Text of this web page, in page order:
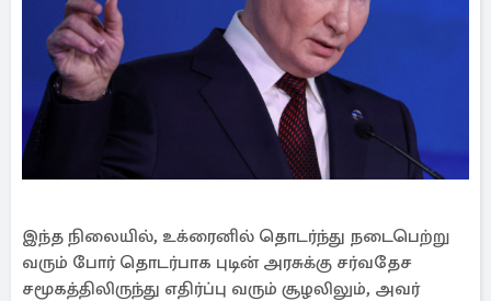
இந்த நிலையில், உக்ரைனில் தொடர்ந்து நடைபெற்று
வரும் போர் தொடர்பாக புடின் அரசுக்கு சர்வதேச
சமூகத்திலிருந்து எதிர்ப்பு வரும் சூழலிலும், அவர்